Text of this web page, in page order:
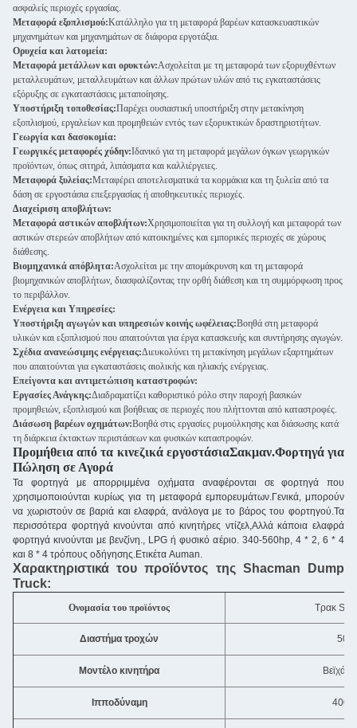
ασφαλείς περιοχές εργασίας.
Μεταφορά εξοπλισμού:Κατάλληλο για τη μεταφορά βαρέων κατασκευαστικών
μηχανημάτων και μηχανημάτων σε διάφορα εργοτάξια.
Ορυχεία και λατομεία:
Μεταφορά μετάλλων και ορυκτών:Ασχολείται με τη μεταφορά των εξορυχθέντων
μεταλλευμάτων, μεταλλευμάτων και άλλων πρώτων υλών από τις εγκαταστάσεις
εξόρυξης σε εγκαταστάσεις μεταποίησης.
Υποστήριξη τοποθεσίας:Παρέχει ουσιαστική υποστήριξη στην μετακίνηση
εξοπλισμού, εργαλείων και προμηθειών εντός των εξορυκτικών δραστηριοτήτων.
Γεωργία και δασοκομία:
Γεωργικές μεταφορές χύδην:Ιδανικό για τη μεταφορά μεγάλων όγκων γεωργικών
προϊόντων, όπως σιτηρά, λιπάσματα και καλλιέργειες.
Μεταφορά ξυλείας:Μεταφέρει αποτελεσματικά τα κορμάκια και τη ξυλεία από τα
δάση σε εργοστάσια επεξεργασίας ή αποθηκευτικές περιοχές.
Διαχείριση αποβλήτων:
Μεταφορά αστικών αποβλήτων:Χρησιμοποιείται για τη συλλογή και μεταφορά των
αστικών στερεών αποβλήτων από κατοικημένες και εμπορικές περιοχές σε χώρους
διάθεσης.
Βιομηχανικά απόβλητα:Ασχολείται με την απομάκρυνση και τη μεταφορά
βιομηχανικών αποβλήτων, διασφαλίζοντας την ορθή διάθεση και τη συμμόρφωση προς
το περιβάλλον.
Ενέργεια και Υπηρεσίες:
Υποστήριξη αγωγών και υπηρεσιών κοινής ωφέλειας:Βοηθά στη μεταφορά
υλικών και εξοπλισμού που απαιτούνται για έργα κατασκευής και συντήρησης αγωγών.
Σχέδια ανανεώσιμης ενέργειας:Διευκολύνει τη μετακίνηση μεγάλων εξαρτημάτων
που απαιτούνται για εγκαταστάσεις αιολικής και ηλιακής ενέργειας.
Επείγοντα και αντιμετώπιση καταστροφών:
Εργασίες Ανάγκης:Διαδραματίζει καθοριστικό ρόλο στην παροχή βασικών
προμηθειών, εξοπλισμού και βοήθειας σε περιοχές που πλήττονται από καταστροφές.
Διάσωση βαρέων οχημάτων:Βοηθά στις εργασίες ρυμούλκησης και διάσωσης κατά
τη διάρκεια έκτακτων περιστάσεων και φυσικών καταστροφών.
Προμήθεια από τα κινεζικά εργοστάσιαΣακμαν.Φορτηγά για
Πώληση σε Αγορά
Τα φορτηγά με απορριμμένα οχήματα αναφέρονται σε φορτηγά που
χρησιμοποιούνται κυρίως για τη μεταφορά εμπορευμάτων.Γενικά, μπορούν
να χωριστούν σε βαριά και ελαφρά, ανάλογα με το βάρος του φορτηγού.Τα
περισσότερα φορτηγά κινούνται από κινητήρες ντίζελ,Αλλά κάποια ελαφρά
φορτηγά κινούνται με βενζίνη., LPG ή φυσικό αέριο. 340-560hp, 4 * 2, 6 * 4
και 8 * 4 τρόπους οδήγησης.Ετικέτα Auman.
Χαρακτηριστικά του προϊόντος της Shacman Dump
Truck:
Ονομασία του προϊόντος Τρακ
Διαστήμα τροχών
Μοντέλο κινητήρα Βεϊχάι
Ιπποδύναμη 400-